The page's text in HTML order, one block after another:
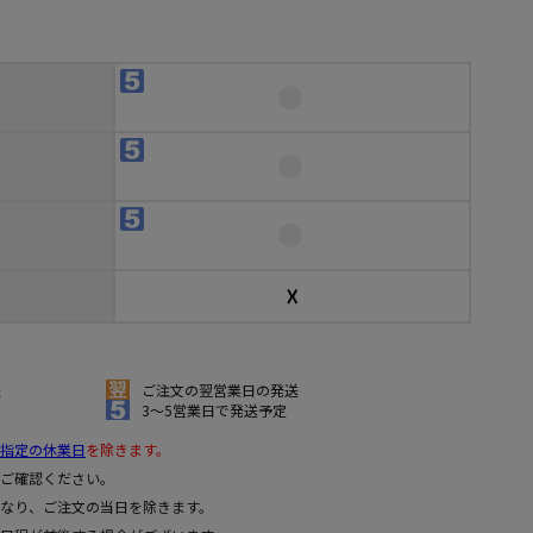
☓
ご注文の翌営業日の発送
3～5営業日で発送予定
定の休業日を除きます。
確認ください。
、ご注文の当日を除きます。